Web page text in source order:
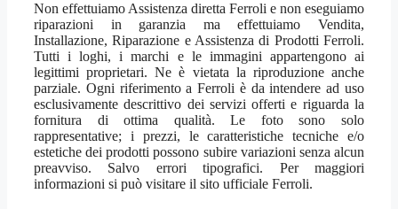
Non effettuiamo Assistenza diretta Ferroli e non eseguiamo
riparazioni in garanzia ma effettuiamo Vendita,
Installazione, Riparazione e Assistenza di Prodotti Ferroli.
Tutti i loghi, i marchi e le immagini appartengono ai
legittimi proprietari. Ne è vietata la riproduzione anche
parziale. Ogni riferimento a Ferroli è da intendere ad uso
esclusivamente descrittivo dei servizi offerti e riguarda la
fornitura di ottima qualità. Le foto sono solo
rappresentative; i prezzi, le caratteristiche tecniche e/o
estetiche dei prodotti possono subire variazioni senza alcun
preavviso. Salvo errori tipografici. Per maggiori
informazioni si può visitare il sito ufficiale Ferroli.